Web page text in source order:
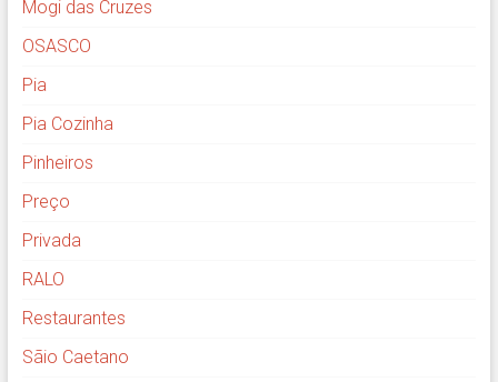
Mogi das Cruzes
OSASCO
Pia
Pia Cozinha
Pinheiros
Preço
Privada
RALO
Restaurantes
Sãio Caetano